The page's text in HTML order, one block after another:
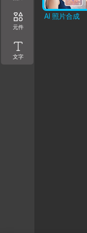
元件
文字
AI 照片合成